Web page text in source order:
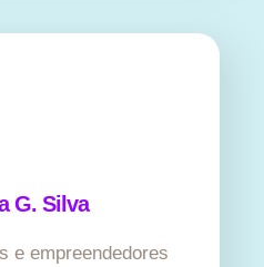
G. Silva
e empreendedores